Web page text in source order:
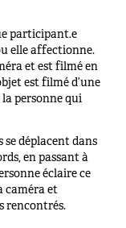
participant.e
elle affectionne.
et est filmé en
est filmé d’une
personne qui
se déplacent dans
en passant à
éclaire ce
caméra et
rencontrés.